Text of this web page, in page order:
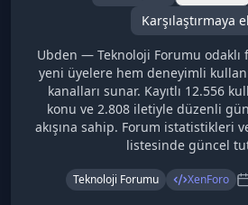
Karşılaştırmaya
Ubden — Teknoloji Forumu odaklı
yeni üyelere hem deneyimli
kanalları sunar. Kayıtlı 12.556
konu ve 2.808 iletiyle düzenli
akışına sahip. Forum istatistikleri
listesinde güncel
Teknoloji Forumu XenForo